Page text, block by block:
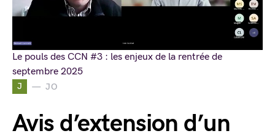
J JO
Avis d’extension d’un
Le pouls des CCN #3 : les enjeux de la rentrée de
septembre 2025